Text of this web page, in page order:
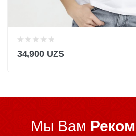
34,900 UZS
Мы Вам